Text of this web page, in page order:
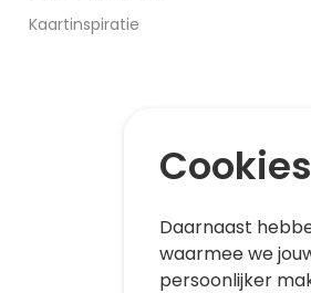
Kaartinspiratie
Daarnaast
waarmee we
persoonlijker